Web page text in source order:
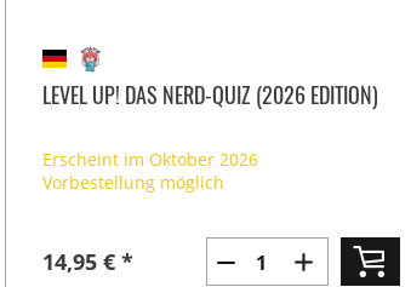
LEVEL UP! DAS NERD-QUIZ (2026 EDITION)
Erscheint im Oktober 2026
Vorbestellung möglich
14,95 € *